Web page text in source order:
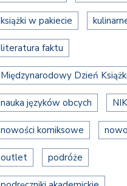
książki w pakiecie
literatura faktu
Międzynarodowy Dzień
nauka języków obcych
nowości komiksowe
outlet podróże